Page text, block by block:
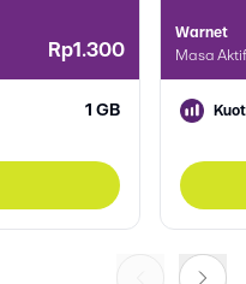
Rp1.300
1 GB
Warnet
Masa